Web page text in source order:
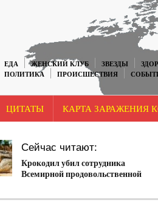
ЕДА ЖЕНСКИЙ КЛУБ ЗВЕЗДЫ
ПОЛИТИКА ПРОИСШЕСТВИЯ
ЦИТАТЫ КАРТА ЗАРАЖЕНИЯ
Сейчас читают:
Крокодил убил сотрудника
Всемирной продовольственной